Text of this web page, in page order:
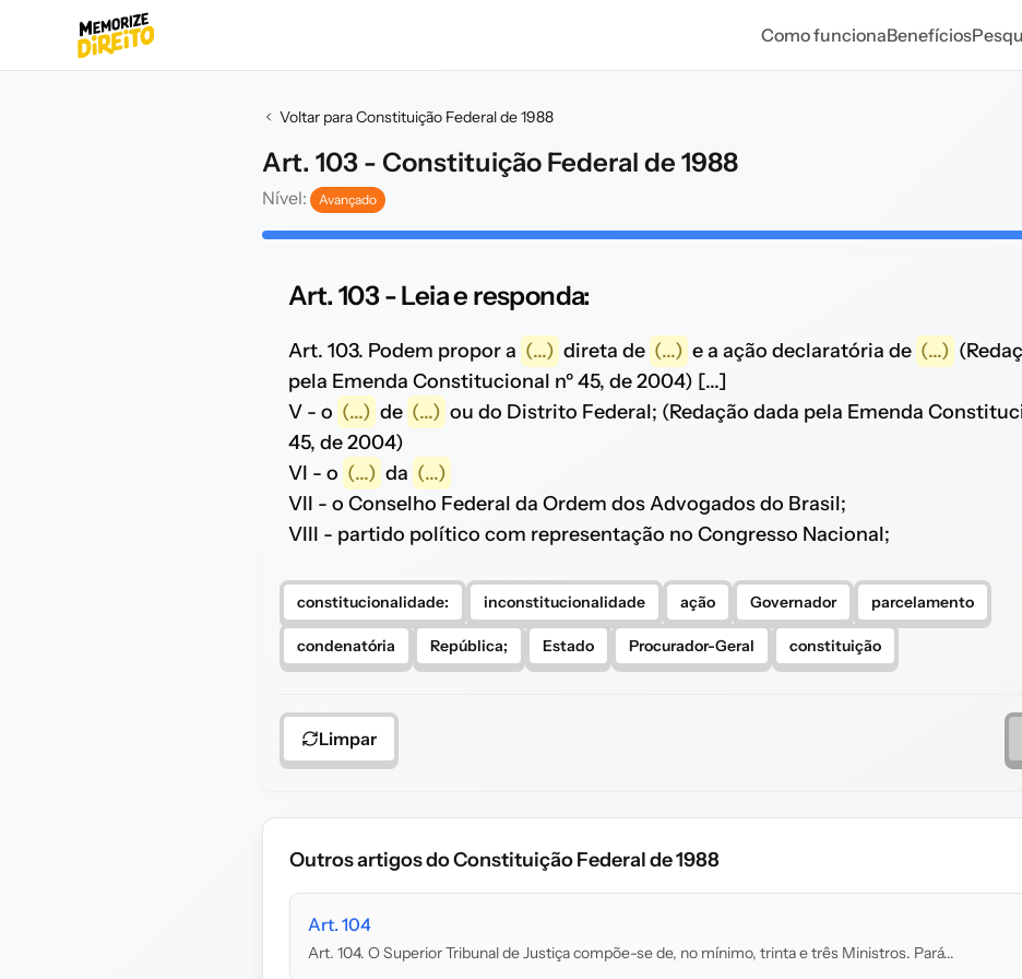
Como funcionaBenefícios
Voltar para Constituição Federal de 1988
Art. 103 - Constituição Federal de 1988
Nível: Avançado
Art. 103 - Leia e responda:
Art. 103. Podem propor a (...) direta de (...) e a ação declaratória de (...)
pela Emenda Constitucional nº 45, de 2004) [...]
V - o (...) de (...) ou do Distrito Federal; (Redação dada pela Emenda
45, de 2004)
VI - o (...) da (...)
VII - o Conselho Federal da Ordem dos Advogados do Brasil;
VIII - partido político com representação no Congresso Nacional;
constitucionalidade: inconstitucionalidade ação Governador parcelamento
condenatória República; Estado Procurador-Geral constituição
Limpar
Outros artigos do Constituição Federal de 1988
Art. 104
Art. 104. O Superior Tribunal de Justiça compõe-se de, no mínimo, trinta e três Ministros. Pará...